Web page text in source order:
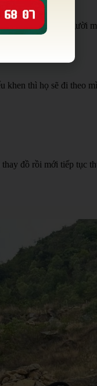
ăn khó khăn và người
khen thì họ sẽ đi theo
đồ rồi mới tiếp tục